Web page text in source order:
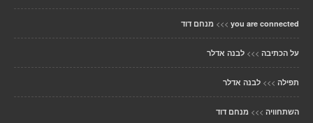
you are connected
>>> מנחם דוד
על הכתיבה >>> לבנה אדלר
תפילה >>> לבנה אדלר
השתחוויה >>> מנחם דוד